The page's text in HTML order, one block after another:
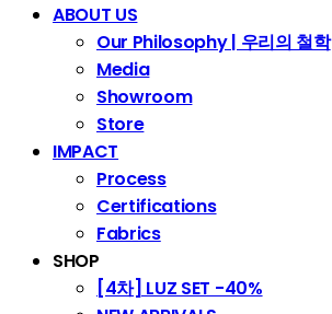
ABOUT US
Our Philosophy | 우리의 철학
Media
Showroom
Store
IMPACT
Process
Certifications
Fabrics
SHOP
[4차] LUZ SET -40%